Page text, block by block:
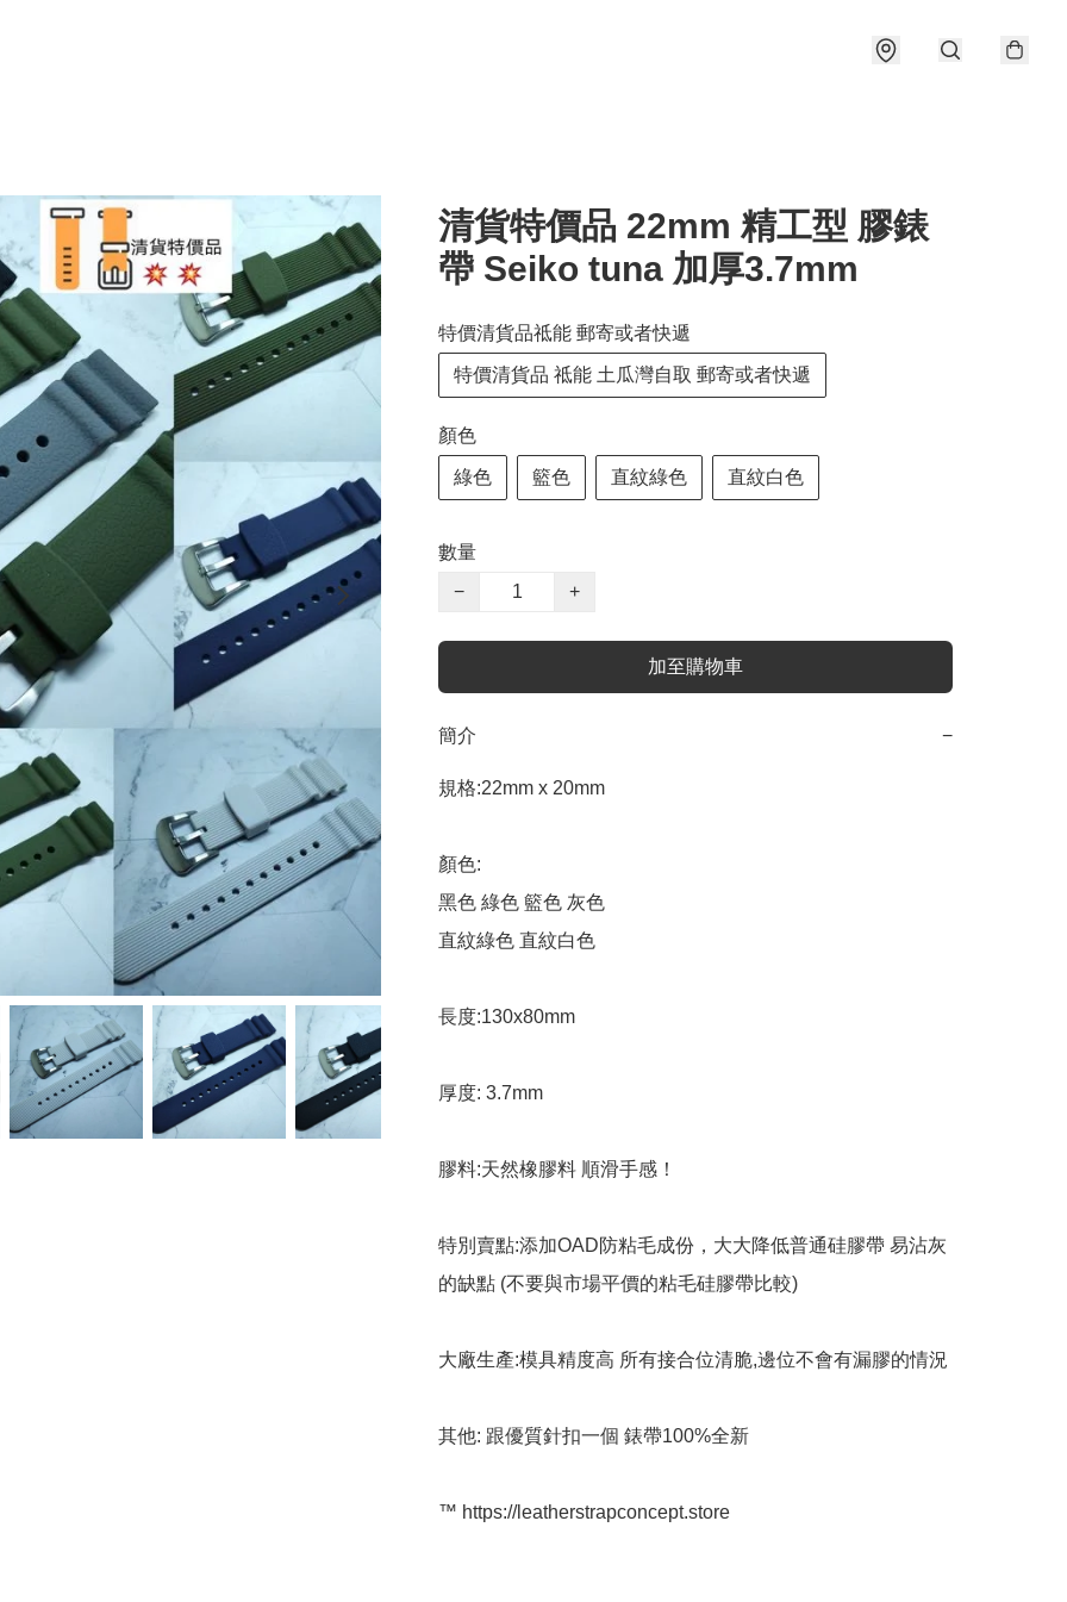
清貨特價品 22mm 精工型 膠錶
帶 Seiko tuna 加厚3.7mm
特價清貨品祗能 郵寄或者快遞
特價清貨品 祗能 土瓜灣自取 郵寄或者快遞
顏色
綠色 籃色 直紋綠色 直紋白色
數量
−
+
加至購物車
簡介 −
規格:22mm x 20mm
顏色:
黑色 綠色 籃色 灰色
直紋綠色 直紋白色
長度:130x80mm
厚度: 3.7mm
膠料:天然橡膠料 順滑手感！
特別賣點:添加OAD防粘毛成份，大大降低普通硅膠帶 易沾灰
的缺點 (不要與市場平價的粘毛硅膠帶比較)
大廠生產:模具精度高 所有接合位清脆,邊位不會有漏膠的情況
其他: 跟優質針扣一個 錶帶100%全新
™️ https://leatherstrapconcept.store